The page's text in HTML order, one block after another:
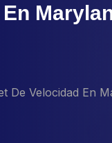
De Velocidad En